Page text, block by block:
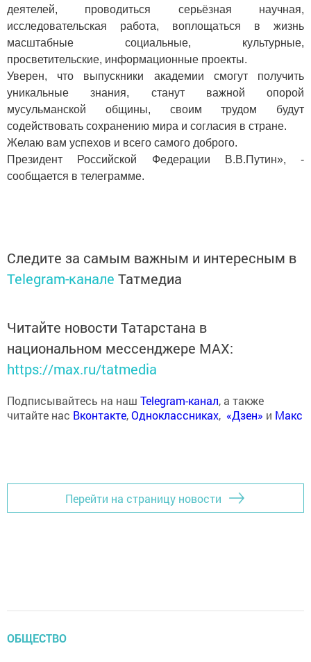
деятелей, проводиться серьёзная научная,
исследовательская работа, воплощаться в жизнь
масштабные социальные, культурные,
просветительские, информационные проекты.
Уверен, что выпускники академии смогут получить
уникальные знания, станут важной опорой
мусульманской общины, своим трудом будут
содействовать сохранению мира и согласия в стране.
Желаю вам успехов и всего самого доброго.
Президент Российской Федерации В.В.Путин», -
сообщается в телеграмме.
Следите за самым важным и интересным в
Telegram-канале Татмедиа
Читайте новости Татарстана в
национальном мессенджере MАХ:
https://max.ru/tatmedia
Подписывайтесь на наш Telegram-канал, а также
читайте нас Вконтакте,Одноклассниках, «Дзен» и Макс
Перейти на страницу новости
ОБЩЕСТВО